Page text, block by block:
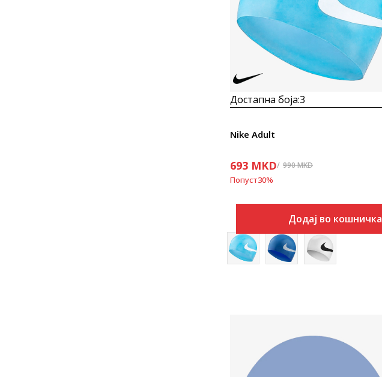
Uporedi
Достапна боја:3
Nike Adult
693 MKD 990MKD
Попуст30%
Додај во кошничка